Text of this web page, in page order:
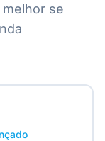
melhor se